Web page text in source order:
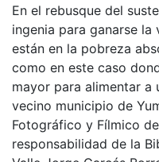
En el rebusque del
ingenia para ganarse
están en la pobreza
como en este caso
mayor para alimentar a
vecino municipio de
Fotográfico y Fílmico
responsabilidad de la